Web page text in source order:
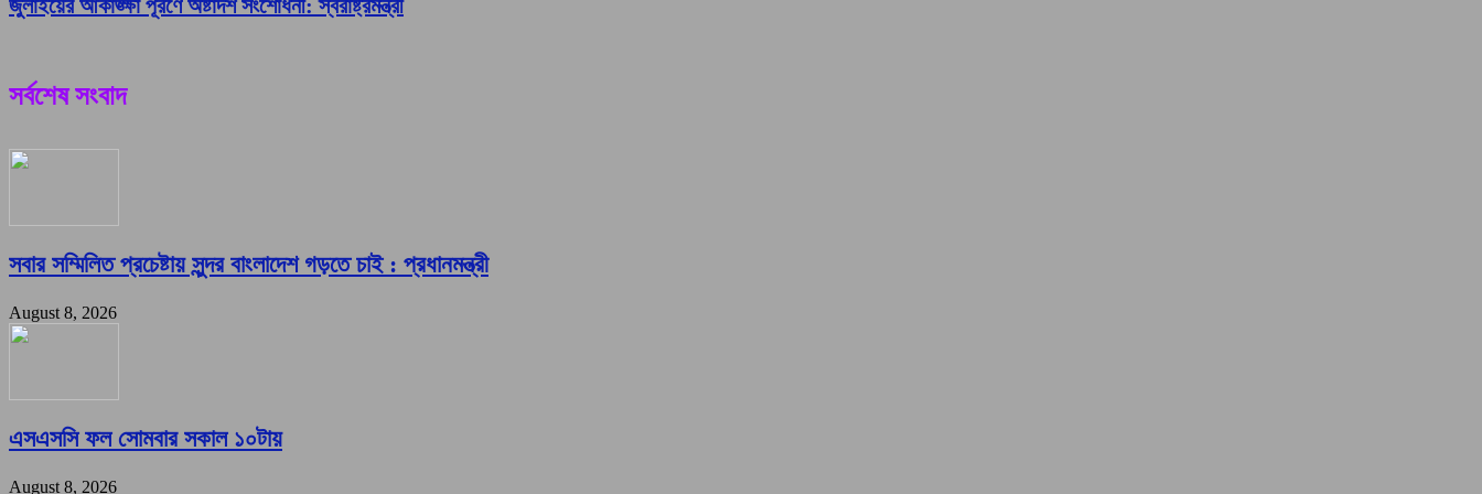
জুলাইয়ের আকাঙ্ক্ষা পূরণে অষ্টাদশ সংশোধনী: স্বরাষ্ট্রমন্ত্রী
সর্বশেষ সংবাদ
সবার সম্মিলিত প্রচেষ্টায় সুন্দর বাংলাদেশ গড়তে চাই : প্রধানমন্ত্রী
August 8, 2026
এসএসসি ফল সোমবার সকাল ১০টায়
August 8, 2026